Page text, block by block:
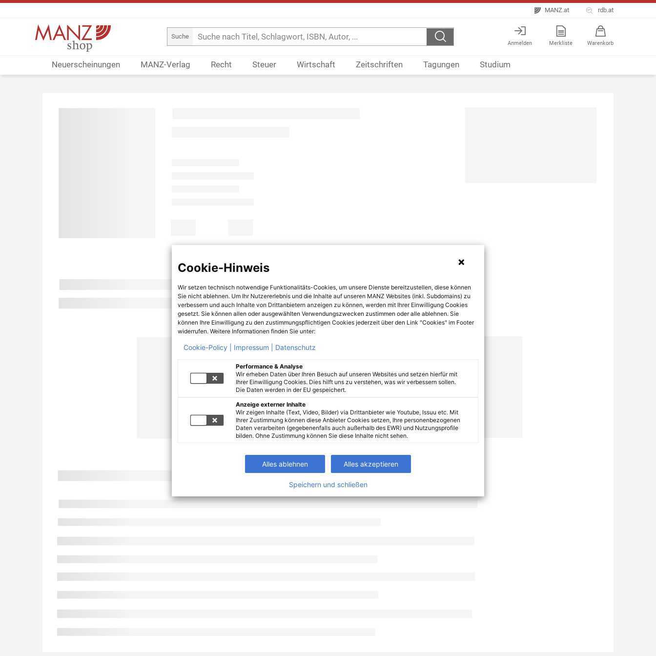
MANZ.at rdb.at
Suche
Anmelden Merkliste Warenkorb
Neuerscheinungen MANZ-Verlag Recht Steuer Wirtschaft Zeitschriften Tagungen Studium
Cookie-Hinweis
Wir setzen technisch notwendige Funktionalitäts-Cookies, um unsere Dienste bereitzustellen, diese können
Sie nicht ablehnen. Um Ihr Nutzererlebnis und die Inhalte auf unseren MANZ Websites (inkl. Subdomains) zu
verbessern und auch Inhalte von Drittanbietern anzeigen zu können, werden mit Ihrer Einwilligung Cookies
gesetzt. Sie können allen oder ausgewählten Verwendungszwecken zustimmen oder alle ablehnen. Sie
können Ihre Einwilligung zu den zustimmungspflichtigen Cookies jederzeit über den Link "Cookies" im Footer
widerrufen. Weitere Informationen finden Sie unter:
Cookie-Policy | Impressum | Datenschutz
Performance & Analyse
Wir erheben Daten über Ihren Besuch auf unseren Websites und setzen hierfür mit
Ihrer Einwilligung Cookies. Dies hilft uns zu verstehen, was wir verbessern sollen.
Die Daten werden in der EU gespeichert.
Anzeige externer Inhalte
Wir zeigen Inhalte (Text, Video, Bilder) via Drittanbieter wie Youtube, Issuu etc. Mit
Ihrer Zustimmung können diese Anbieter Cookies setzen, Ihre personenbezogenen
Daten verarbeiten (gegebenenfalls auch außerhalb des EWR) und Nutzungsprofile
bilden. Ohne Zustimmung können Sie diese Inhalte nicht sehen.
Alles ablehnen Alles akzeptieren
Speichern und schließen